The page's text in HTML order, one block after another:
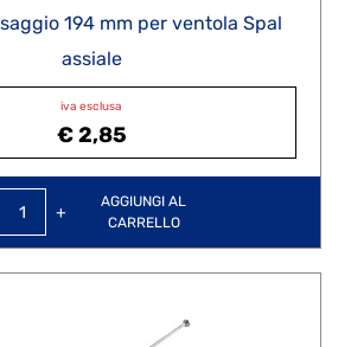
194 mm per ventola Spal
assiale
iva esclusa
€ 2,85
QuantitàAGGIUNGI AL
CARRELLO